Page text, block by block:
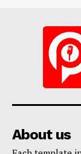
About us